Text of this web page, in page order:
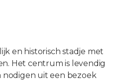
en historisch stadje met
Het centrum is levendig
nodigen uit een bezoek